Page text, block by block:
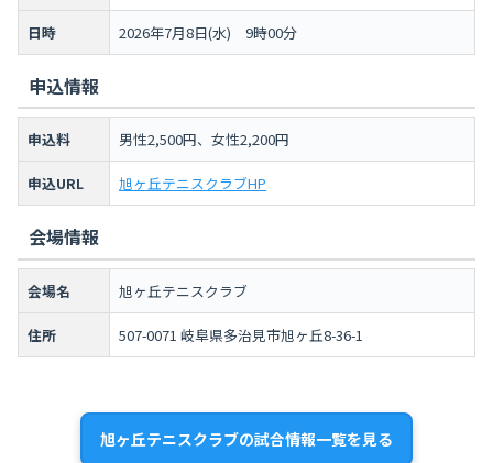
日時 2026年7月8日(水) 9時00分
申込情報
申込料 男性2,500円、女性2,200円
申込URL 旭ヶ丘テニスクラブHP
会場情報
会場名 旭ヶ丘テニスクラブ
住所 507-0071 岐阜県多治見市旭ヶ丘8-36-1
旭ヶ丘テニスクラブの試合情報一覧を見る